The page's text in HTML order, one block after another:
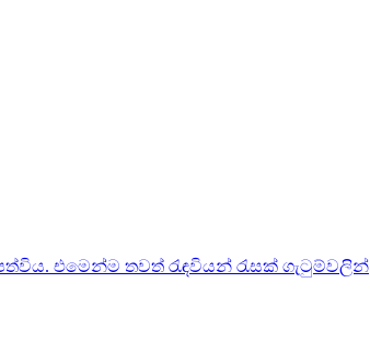
එමෙන්ම තවත් රැඳවියන් රැසක් ගැටුම්වලින්